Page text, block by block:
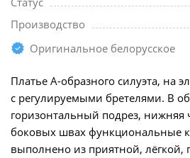
Производство
Оригинальное белорусское
Платье A-образного силуэта, на
с регулируемыми бретелями. В
горизонтальный подрез, нижняя
боковых швах функциональные
выполнено из приятной, лёгкой,